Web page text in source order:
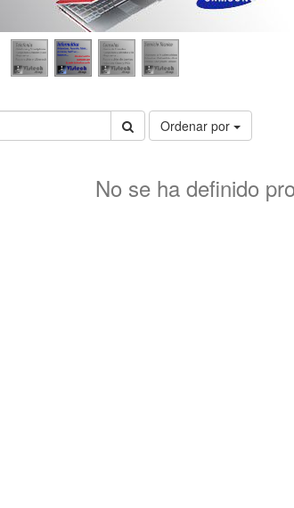
Ordenar por
No se ha definido